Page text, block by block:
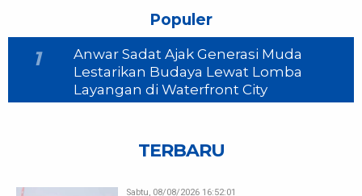
Populer
1
Anwar Sadat Ajak Generasi Muda
Lestarikan Budaya Lewat Lomba
Layangan di Waterfront City
TERBARU
Sabtu, 08/08/2026 16:52:01